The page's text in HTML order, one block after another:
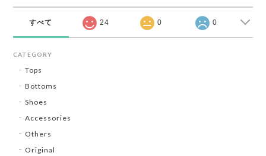
すべて 24 0 0
CATEGORY
Tops
Bottoms
Shoes
Accessories
Others
Original